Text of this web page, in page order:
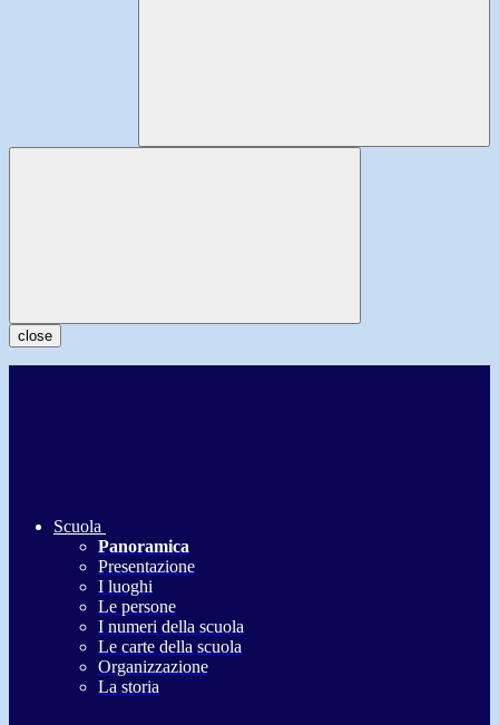
close
Scuola
Panoramica
Presentazione
I luoghi
Le persone
I numeri della scuola
Le carte della scuola
Organizzazione
La storia